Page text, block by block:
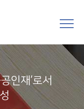
인재’로서